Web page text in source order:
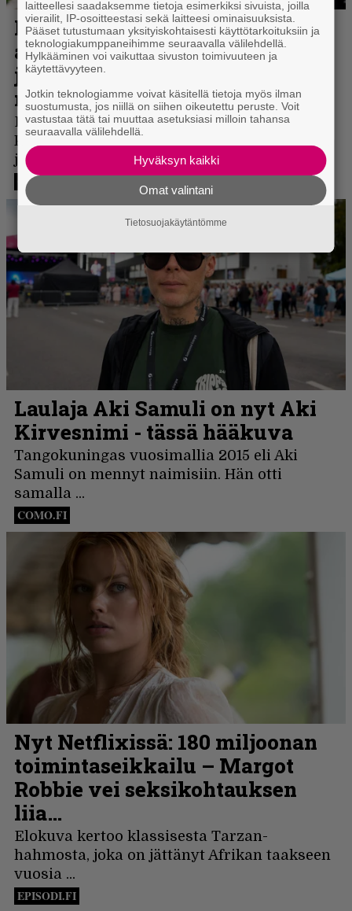
laitteellesi saadaksemme tietoja esimerkiksi sivuista, joilla
vierailit, IP-osoitteestasi sekä laitteesi ominaisuuksista.
Pääset tutustumaan yksityiskohtaisesti käyttötarkoituksiin ja
teknologiakumppaneihimme seuraavalla välilehdellä.
Hylkääminen voi vaikuttaa sivuston toimivuuteen ja
käytettävyyteen.
Jotkin teknologiamme voivat käsitellä tietoja myös ilman
suostumusta, jos niillä on siihen oikeutettu peruste. Voit
vastustaa tätä tai muuttaa asetuksiasi milloin tahansa
seuraavalla välilehdellä.
Hyväksyn kaikki
Omat valintani
Tietosuojakäytäntömme